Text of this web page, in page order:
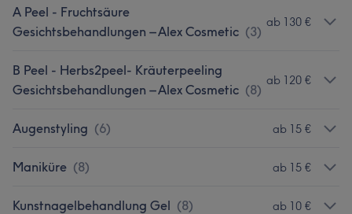
A Peel - Fruchtsäure
Gesichtsbehandlungen – Alex Cosmetic (3)
ab 130 €
B Peel - Herbs2peel- Kräuterpeeling
Gesichtsbehandlungen – Alex Cosmetic (8)
ab 120 €
Augenstyling (6) ab 15 €
Maniküre (8) ab 15 €
Kunstnagelbehandlung Gel (8) ab 10 €